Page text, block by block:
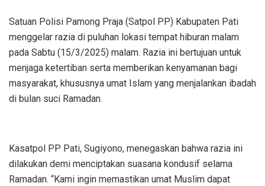
Satuan Polisi Pamong Praja (Satpol PP) Kabupaten Pati
menggelar razia di puluhan lokasi tempat hiburan malam
pada Sabtu (15/3/2025) malam. Razia ini bertujuan untuk
menjaga ketertiban serta memberikan kenyamanan bagi
masyarakat, khususnya umat Islam yang menjalankan ibadah
di bulan suci Ramadan.
Kasatpol PP Pati, Sugiyono, menegaskan bahwa razia ini
dilakukan demi menciptakan suasana kondusif selama
Ramadan. “Kami ingin memastikan umat Muslim dapat